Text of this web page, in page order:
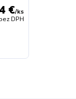
€/ks
DPH